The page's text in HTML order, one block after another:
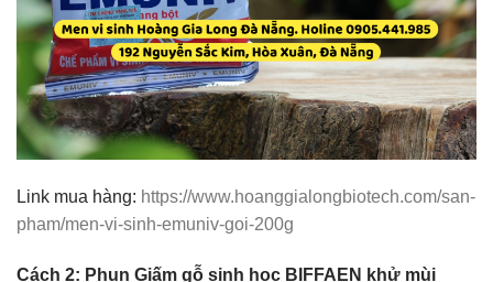
Link mua hàng: https://www.hoanggialongbiotech.com/san-
pham/men-vi-sinh-emuniv-goi-200g
Cách 2: Phun Giấm gỗ sinh học BIFFAEN khử mùi